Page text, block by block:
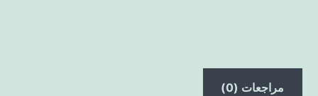
مراجعات (0)